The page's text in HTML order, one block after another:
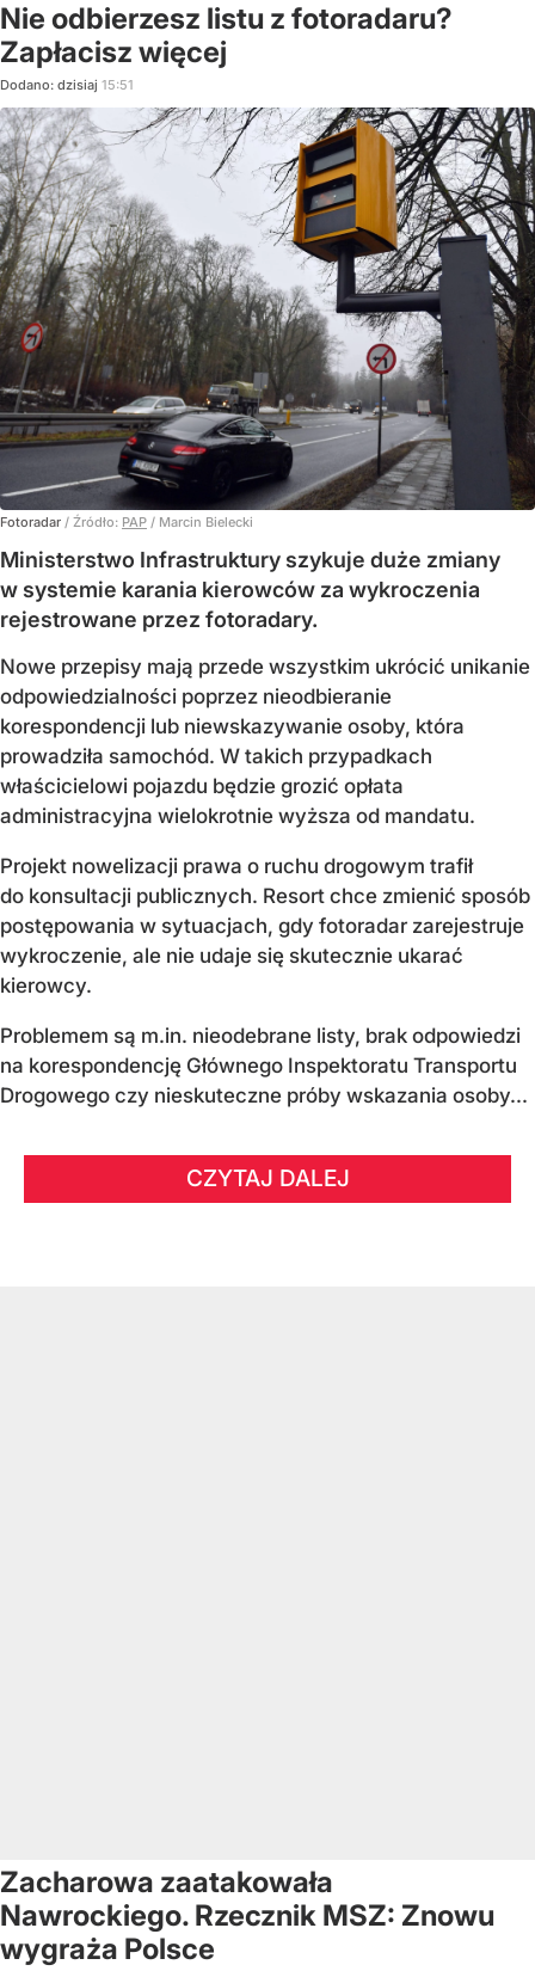
Nie odbierzesz listu z fotoradaru?
Zapłacisz więcej
Dodano: dzisiaj 15:51
Fotoradar / Źródło: PAP / Marcin Bielecki
Ministerstwo Infrastruktury szykuje duże zmiany
w systemie karania kierowców za wykroczenia
rejestrowane przez fotoradary.
Nowe przepisy mają przede wszystkim ukrócić unikanie
odpowiedzialności poprzez nieodbieranie
korespondencji lub niewskazywanie osoby, która
prowadziła samochód. W takich przypadkach
właścicielowi pojazdu będzie grozić opłata
administracyjna wielokrotnie wyższa od mandatu.
Projekt nowelizacji prawa o ruchu drogowym trafił
do konsultacji publicznych. Resort chce zmienić sposób
postępowania w sytuacjach, gdy fotoradar zarejestruje
wykroczenie, ale nie udaje się skutecznie ukarać
kierowcy.
Problemem są m.in. nieodebrane listy, brak odpowiedzi
na korespondencję Głównego Inspektoratu Transportu
Drogowego czy nieskuteczne próby wskazania osoby...
CZYTAJ DALEJ
Zacharowa zaatakowała
Nawrockiego. Rzecznik MSZ: Znowu
wygraża Polsce